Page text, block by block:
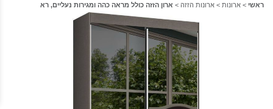
ראשי > ארונות > ארונות הזזה > ארון הזזה כולל מראה כהה ומגירות נעליים, רא